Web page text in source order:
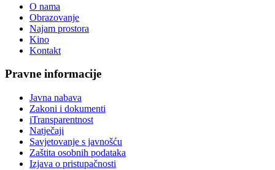
O nama
Obrazovanje
Najam prostora
Kino
Kontakt
Pravne informacije
Javna nabava
Zakoni i dokumenti
iTransparentnost
Natječaji
Savjetovanje s javnošću
Zaštita osobnih podataka
Izjava o pristupačnosti